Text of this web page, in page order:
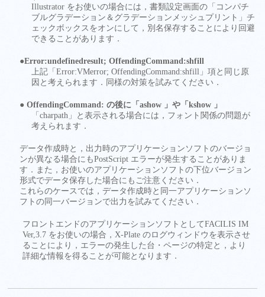
Illustrator をお使いの場合には，書類設定画面の「コンパチ
ブルグラデーション＆グラデーションメッシュプリント」チ
ェックボックスをオンにして，別名保存することにより回避
できることがあります．
●Error:undefinedresult; OffendingCommand:shfill
上記「Error:VMerror; OffendingCommand:shfill」項と同じ原
因と考えられます．同様の対策を試みてください．
● OffendingCommand: の後に「ashow 」や「kshow 」
「charpath」と表示される場合には，フォント関係の問題が
考えられます．
データ作成時と，出力時のアプリケーションソフトのバージョ
ンが異なる場合にもPostScript エラーが発生することがありま
す．また，お使いのアプリケーションソフトの下位バージョン
形式でデータ保存した場合にもご注意ください．
これらのケースでは，データ作成時と同一アプリケーションソ
フトの同一バージョンで出力を試みてください．
フロントエンドのアプリケーションソフトとしてFACILIS IM
Ver,3.7 をお使いの場合，X-Plate のログウィンドウを表示させ
ることにより，エラーの発生した台・ページの特定と，より
詳細な情報を得ることが可能となります．